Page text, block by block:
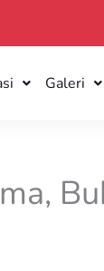
Galeri